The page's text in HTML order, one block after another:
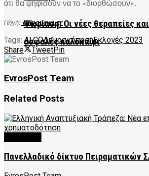
Ψωρίαση: Οι νέες θεραπείες
ασφαλές καλοκαίρι
ότι θα ψηφίσουν να το «διορθώσουν».
Πηγή: culpanews.gr
Tags: ALCOΔημοσκόπησηΕκλογές 2023
Share
TweetPin
EvrosPost Team
Related Posts
Πανελλαδικό δίκτυο Πειραματικών